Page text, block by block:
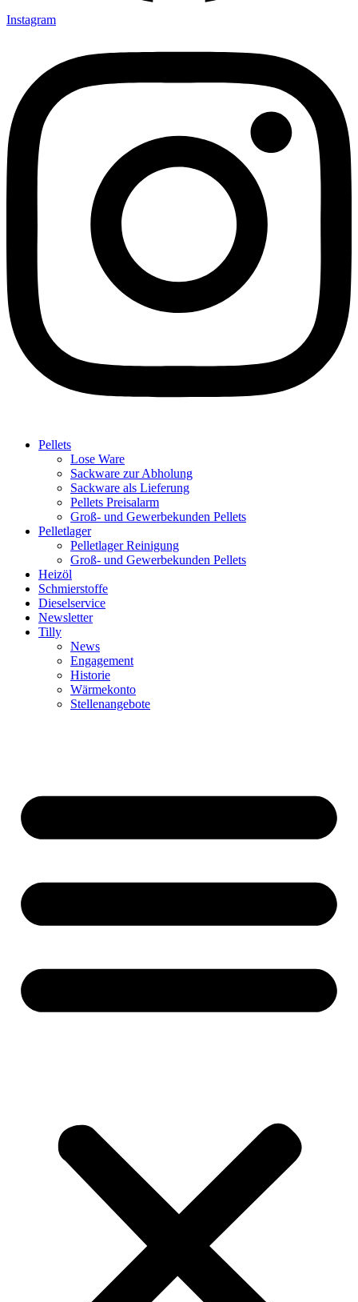
Instagram
Pellets
Lose Ware
Sackware zur Abholung
Sackware als Lieferung
Pellets Preisalarm
Groß- und Gewerbekunden Pellets
Pelletlager
Pelletlager Reinigung
Groß- und Gewerbekunden Pellets
Heizöl
Schmierstoffe
Dieselservice
Newsletter
Tilly
News
Engagement
Historie
Wärmekonto
Stellenangebote